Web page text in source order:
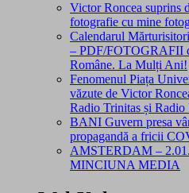
Victor Roncea suprins
fotografie cu mine
Calendarul
– PDF/FOTOGRAFII
Române. La Mulți Ani!
Fenomenul Piața
văzute de Victor
Radio Trinitas și
BANI Guvern presa
propagandă a fricii
AMSTERDAM –
MINCIUNA MEDIA